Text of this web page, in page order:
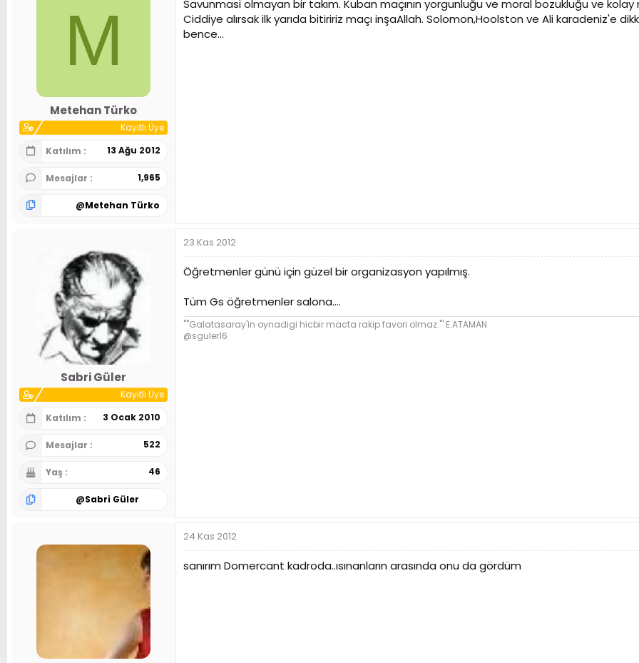
M
Metehan Türko
Kayıtlı Üye
Katılım
13 Ağu 2012
Mesajlar 1,965
@Metehan Türko
Savunmasi olmayan bir takım. Kuban maçının yorgunluğu ve moral bozukluğu ve
Ciddiye alırsak ilk yarıda bitiririz maçı inşaAllah. Solomon,Hoolston ve Ali karadeniz'e
bence...
Sabri Güler
Kayıtlı Üye
Katılım
3 Ocak 2010
Mesajlar 522
Yaş 46
@Sabri Güler
23 Kas 2012
Öğretmenler günü için güzel bir organizasyon yapılmış.
Tüm Gs öğretmenler salona....
''''Galatasaray'in oynadigi hicbir macta rakip favori olmaz.''' E.ATAMAN
@sguler16
24 Kas 2012
sanırım Domercant kadroda..ısınanların arasında onu da gördüm